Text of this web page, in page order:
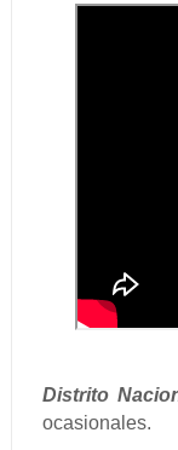
Distrito
ocasionales.